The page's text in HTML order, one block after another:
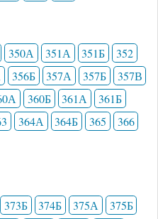
350А 351А 351Б
352
356Б 357А 357Б
357В
360Б 361А
361Б
364А 364Б 365
366
373Б 374Б 375А
375Б